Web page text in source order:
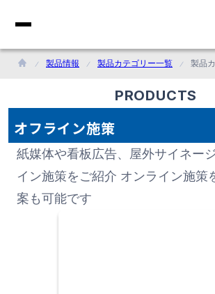
製品情報 製品カテゴリー一覧 製品
PRODUCTS
オフライン施策
紙媒体や看板広告、屋外サイネー
イン施策をご紹介 オンライン施策
案も可能です